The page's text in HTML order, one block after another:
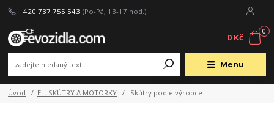
Menu
+420 737 755 543 (Po-Pá, 13-17 hod.)
0
0 Kč
Úvod EL. SKÚTRY A MOTORKY Skútry podle výrobce